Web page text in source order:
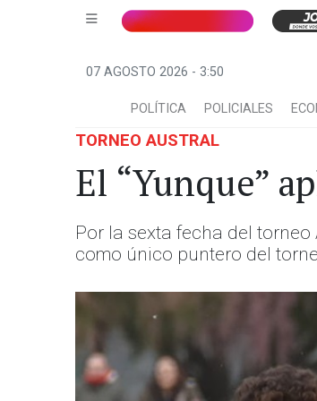
07 AGOSTO 2026 - 3:50
POLÍTICA POLICIALES
TORNEO AUSTRAL
El “Yunque”
Por la sexta fecha del
como único puntero del